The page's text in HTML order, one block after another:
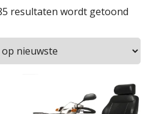
resultaten wordt getoond